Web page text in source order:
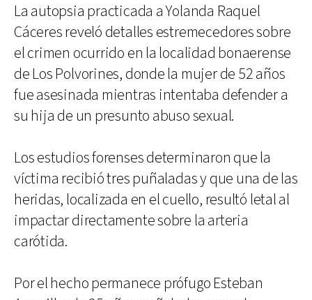
La autopsia practicada a Yolanda Raquel
Cáceres reveló detalles estremecedores sobre
el crimen ocurrido en la localidad bonaerense
de Los Polvorines, donde la mujer de 52 años
fue asesinada mientras intentaba defender a
su hija de un presunto abuso sexual.
Los estudios forenses determinaron que la
víctima recibió tres puñaladas y que una de las
heridas, localizada en el cuello, resultó letal al
impactar directamente sobre la arteria
carótida.
Por el hecho permanece prófugo Esteban